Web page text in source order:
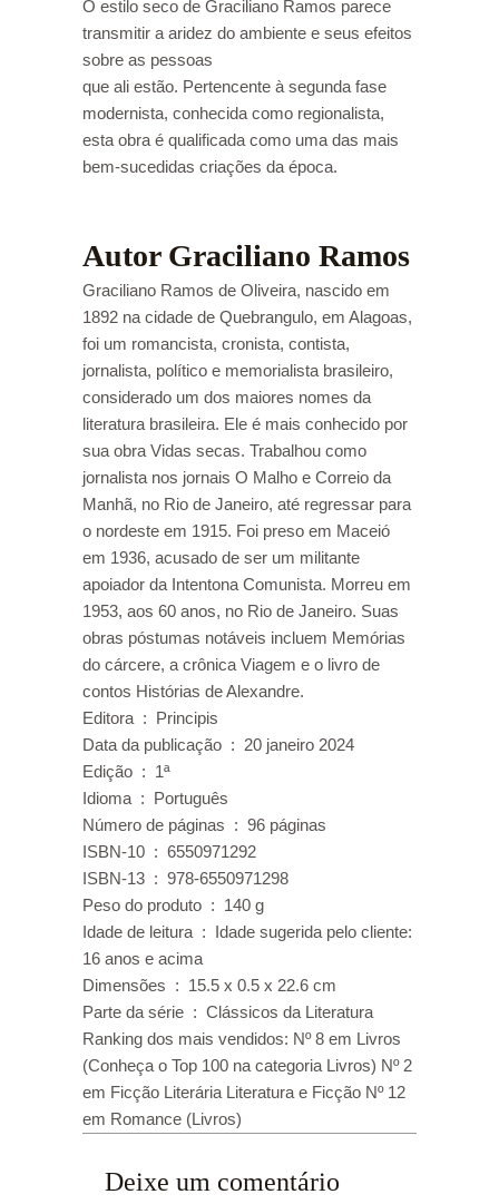
O estilo seco de Graciliano Ramos parece
transmitir a aridez do ambiente e seus efeitos
sobre as pessoas
que ali estão. Pertencente à segunda fase
modernista, conhecida como regionalista,
esta obra é qualificada como uma das mais
bem-sucedidas criações da época.
Autor Graciliano Ramos
Graciliano Ramos de Oliveira, nascido em
1892 na cidade de Quebrangulo, em Alagoas,
foi um romancista, cronista, contista,
jornalista, político e memorialista brasileiro,
considerado um dos maiores nomes da
literatura brasileira. Ele é mais conhecido por
sua obra Vidas secas. Trabalhou como
jornalista nos jornais O Malho e Correio da
Manhã, no Rio de Janeiro, até regressar para
o nordeste em 1915. Foi preso em Maceió
em 1936, acusado de ser um militante
apoiador da Intentona Comunista. Morreu em
1953, aos 60 anos, no Rio de Janeiro. Suas
obras póstumas notáveis incluem Memórias
do cárcere, a crônica Viagem e o livro de
contos Histórias de Alexandre.
Editora ‏ : ‎ Principis
Data da publicação ‏ : ‎ 20 janeiro 2024
Edição ‏ : ‎ 1ª
Idioma ‏ : ‎ Português
Número de páginas ‏ : ‎ 96 páginas
ISBN-10 ‏ : ‎ 6550971292
ISBN-13 ‏ : ‎ 978-6550971298
Peso do produto ‏ : ‎ 140 g
Idade de leitura ‏ : ‎ Idade sugerida pelo cliente:
16 anos e acima
Dimensões ‏ : ‎ 15.5 x 0.5 x 22.6 cm
Parte da série ‏ : ‎ Clássicos da Literatura
Ranking dos mais vendidos: Nº 8 em Livros
(Conheça o Top 100 na categoria Livros) Nº 2
em Ficção Literária Literatura e Ficção Nº 12
em Romance (Livros)
Deixe um comentário